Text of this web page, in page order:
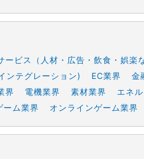
ービス（人材・広告・飲食・娯楽
ンテグレーション) EC業界 金
界 電機業界 素材業界 エネ
ーム業界 オンラインゲーム業界